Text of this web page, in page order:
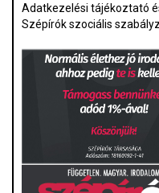
Adatkezelési tájékoztató
Szépírók szociális